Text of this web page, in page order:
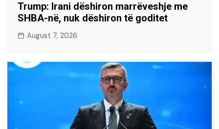
Trump: Irani dëshiron marrëveshje me
SHBA-në, nuk dëshiron të goditet
August 7, 2026